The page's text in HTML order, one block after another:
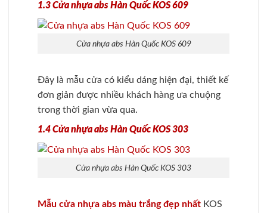
1.3 Cửa nhựa abs Hàn Quốc KOS 609
Cửa nhựa abs Hàn Quốc KOS 609
Đây là mẫu cửa có kiểu dáng hiện đại, thiết kế
đơn giản được nhiều khách hàng ưa chuộng
trong thời gian vừa qua.
1.4 Cửa nhựa abs Hàn Quốc KOS 303
Cửa nhựa abs Hàn Quốc KOS 303
Mẫu cửa nhựa abs màu trắng đẹp nhất KOS